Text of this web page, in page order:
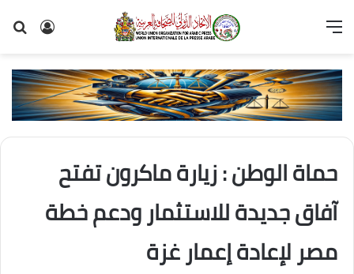
تسجيل
القائمة
حماة الوطن : زيارة ماكرون تفتح
آفاق جديدة للاستثمار ودعم خطة
مصر لإعادة إعمار غزة